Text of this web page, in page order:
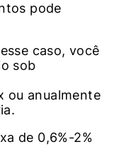
pode
caso, você
sob
ou anualmente
de 0,6%-2%